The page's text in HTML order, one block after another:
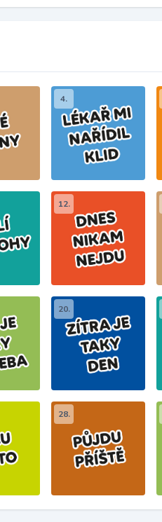
4.
12.
20.
28.